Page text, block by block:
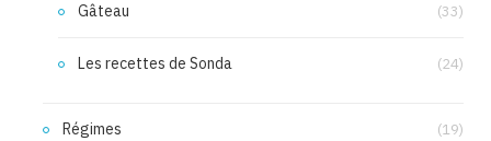
Gâteau (33)
Les recettes de Sonda (24)
Régimes (19)